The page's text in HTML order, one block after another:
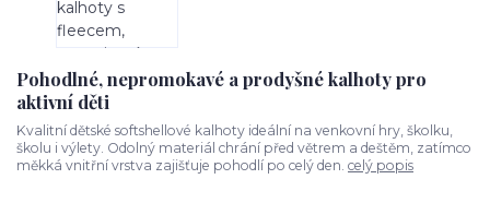
Pohodlné, nepromokavé a prodyšné kalhoty pro
aktivní děti
Kvalitní dětské softshellové kalhoty ideální na venkovní hry, školku,
školu i výlety. Odolný materiál chrání před větrem a deštěm, zatímco
měkká vnitřní vrstva zajišťuje pohodlí po celý den. celý popis